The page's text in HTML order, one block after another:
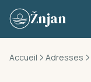
Skip to content
Žnjan
Accueil Adresses